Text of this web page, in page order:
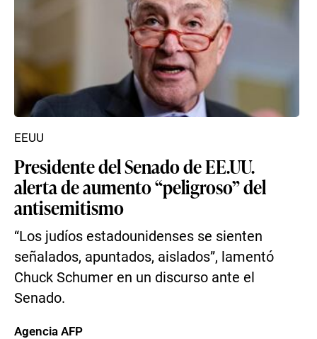
Presidente del Senado de EE.UU.
alerta de aumento “peligroso” del
antisemitismo
“Los judíos estadounidenses se sienten
señalados, apuntados, aislados”, lamentó
Chuck Schumer en un discurso ante el
Senado.
EEUU
Agencia AFP